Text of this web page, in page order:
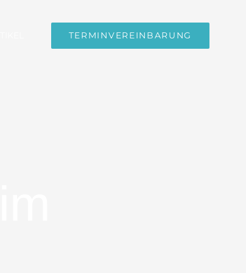
TERMINVEREINBARUNG